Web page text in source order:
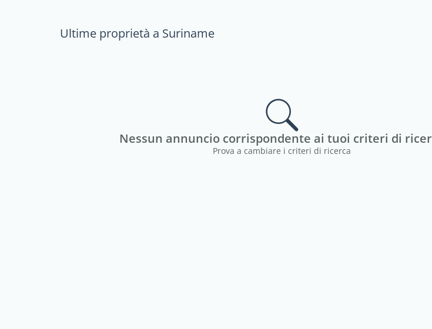
Ultime proprietà a Suriname
Nessun annuncio corrispondente ai tuoi criteri di
Prova a cambiare i criteri di ricerca